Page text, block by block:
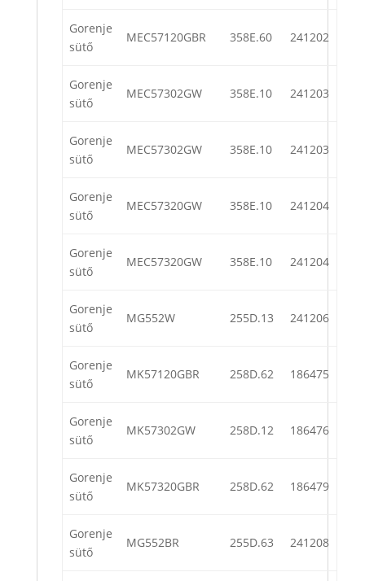
Gorenje
sütő
MEC57120GBR 358E.60 241202
Gorenje
sütő
MEC57302GW 358E.10 241203
Gorenje
sütő
MEC57302GW 358E.10 241203
Gorenje
sütő
MEC57320GW 358E.10 241204
Gorenje
sütő
MEC57320GW 358E.10 241204
Gorenje
sütő
MG552W 255D.13 241206
Gorenje
sütő
MK57120GBR 258D.62 186475
Gorenje
sütő
MK57302GW 258D.12 186476
Gorenje
sütő
MK57320GBR 258D.62 186479
Gorenje
sütő
MG552BR 255D.63 241208